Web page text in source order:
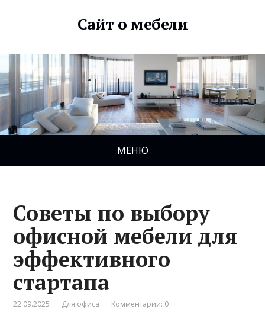
Сайт о мебели
МЕНЮ
Советы по выбору
офисной мебели для
эффективного
стартапа
22.09.2025 Для офиса Комментарии: 0